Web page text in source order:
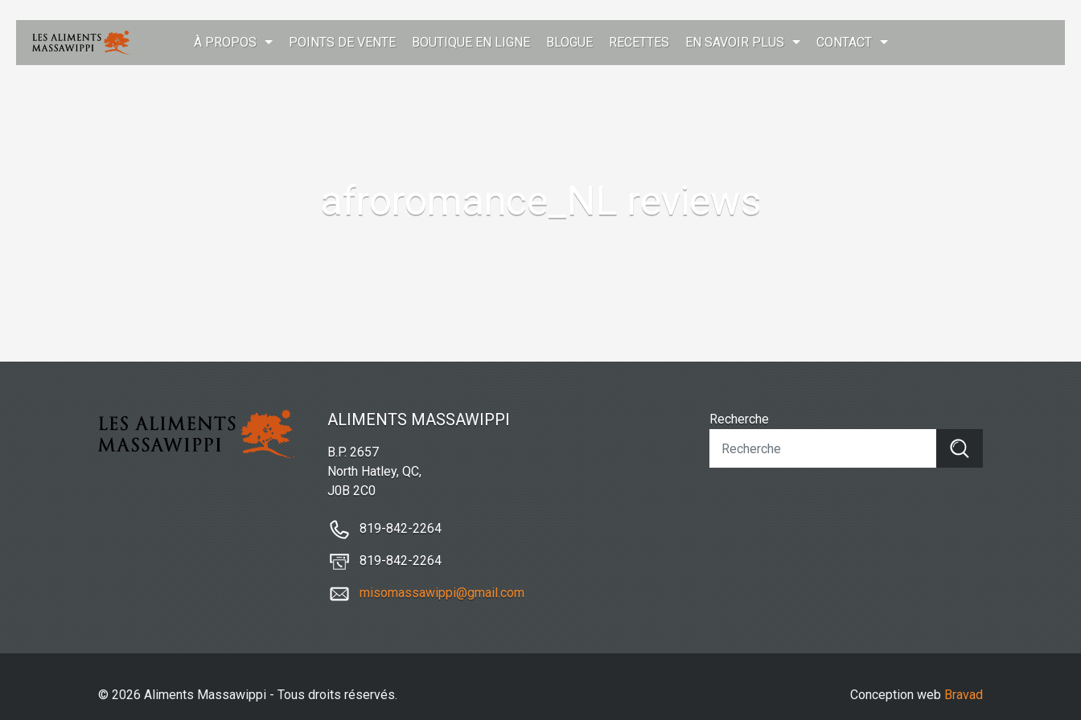
À PROPOS POINTS DE VENTE BOUTIQUE EN LIGNE BLOGUE RECETTES EN SAVOIR PLUS CONTACT
afroromance_NL reviews
ALIMENTS MASSAWIPPI
B.P. 2657
North Hatley, QC,
J0B 2C0
819-842-2264
819-842-2264
misomassawippi@gmail.com
Recherche
© 2026 Aliments Massawippi - Tous droits réservés. Conception web Bravad